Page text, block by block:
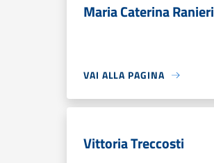
Maria Caterina Ranieri
VAI ALLA PAGINA
Vittoria Treccosti